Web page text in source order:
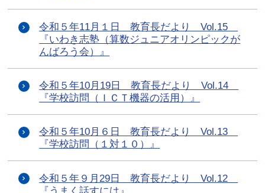
令和５年11月１日 教育長だより Vol.15
『いわき志塾（算数ジュニアオリンピックが
んばろう会）』
令和５年10月19日 教育長だより Vol.14
『学校訪問（ＩＣＴ機器の活用）』
令和５年10月６日 教育長だより Vol.13
『学校訪問（１対１０）』
令和５年９月29日 教育長だより Vol.12